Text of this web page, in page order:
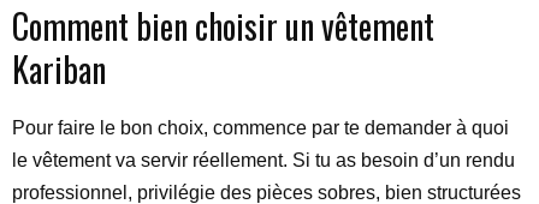
Comment bien choisir un vêtement
Kariban
Pour faire le bon choix, commence par te demander à quoi
le vêtement va servir réellement. Si tu as besoin d’un rendu
professionnel, privilégie des pièces sobres, bien structurées